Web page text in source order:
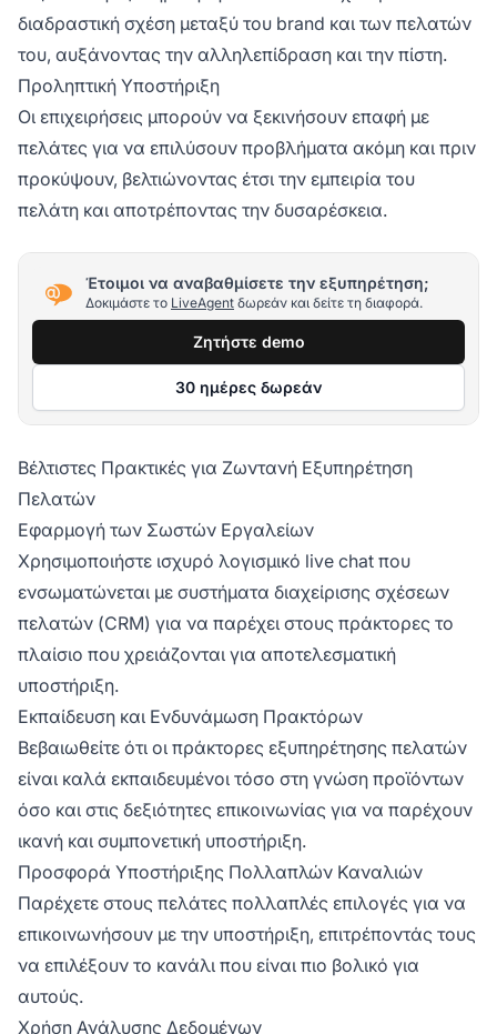
διαδραστική σχέση μεταξύ του brand και των πελατών
του, αυξάνοντας την αλληλεπίδραση και την πίστη.
Προληπτική Υποστήριξη
Οι επιχειρήσεις μπορούν να ξεκινήσουν επαφή με
πελάτες για να επιλύσουν προβλήματα ακόμη και πριν
προκύψουν, βελτιώνοντας έτσι την εμπειρία του
πελάτη και αποτρέποντας την δυσαρέσκεια.
Έτοιμοι να αναβαθμίσετε την εξυπηρέτηση;
Δοκιμάστε το LiveAgent δωρεάν και δείτε τη διαφορά.
Ζητήστε demo
30 ημέρες δωρεάν
Βέλτιστες Πρακτικές για Ζωντανή Εξυπηρέτηση
Πελατών
Εφαρμογή των Σωστών Εργαλείων
Χρησιμοποιήστε ισχυρό λογισμικό live chat που
ενσωματώνεται με συστήματα διαχείρισης σχέσεων
πελατών (CRM) για να παρέχει στους πράκτορες το
πλαίσιο που χρειάζονται για αποτελεσματική
υποστήριξη.
Εκπαίδευση και Ενδυνάμωση Πρακτόρων
Βεβαιωθείτε ότι οι πράκτορες εξυπηρέτησης πελατών
είναι καλά εκπαιδευμένοι τόσο στη γνώση προϊόντων
όσο και στις δεξιότητες επικοινωνίας για να παρέχουν
ικανή και συμπονετική υποστήριξη.
Προσφορά Υποστήριξης Πολλαπλών Καναλιών
Παρέχετε στους πελάτες πολλαπλές επιλογές για να
επικοινωνήσουν με την υποστήριξη, επιτρέποντάς τους
να επιλέξουν το κανάλι που είναι πιο βολικό για
αυτούς.
Χρήση Ανάλυσης Δεδομένων